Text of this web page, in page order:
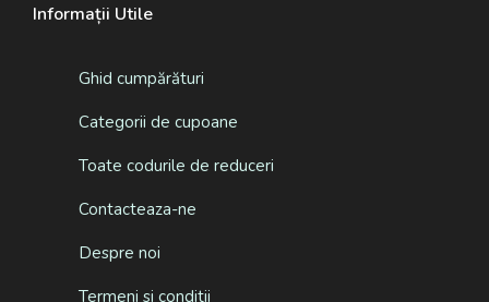
Informații Utile
Ghid cumpărături
Categorii de cupoane
Toate codurile de reduceri
Contacteaza-ne
Despre noi
Termeni si conditii